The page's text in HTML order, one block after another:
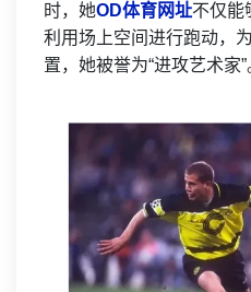
时，她OD体育网址不仅能
利用场上空间进行跑动，
置，她被誉为“进攻艺术家”